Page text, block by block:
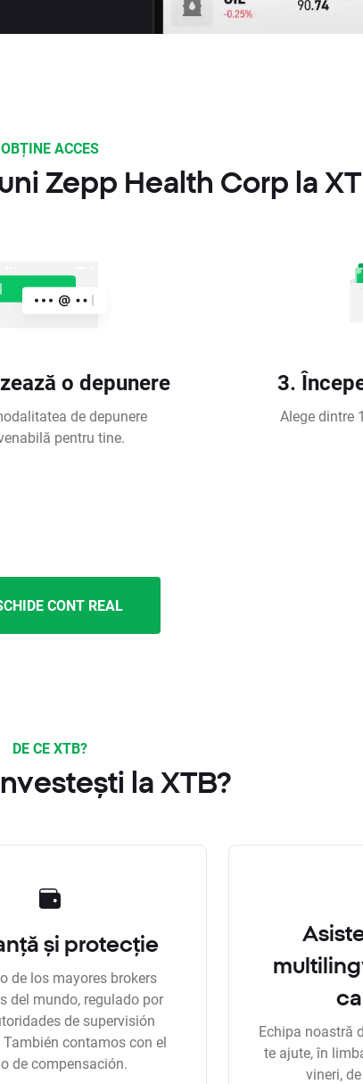
OBȚINE ACCES
Zepp Health Corp la
o depunere
de depunere
pentru tine.
3.
Alege dintre
CONT REAL
DE CE XTB?
la XTB?
și protecție
de los mayores brokers
del mundo, regulado por
de supervisión
contamos con el
de compensación.
Echipa noastră
te ajute, în
vineri,